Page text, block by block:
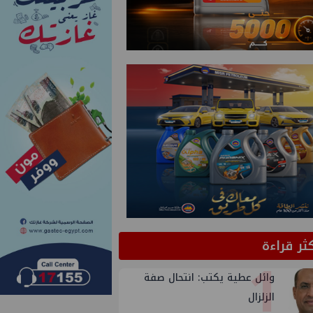
قراءة
وائل عطية يكتب: انتحال صفة
الزلزال